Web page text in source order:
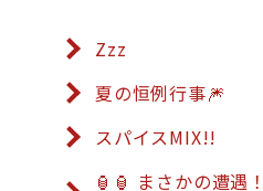
Zzz
夏の恒例行事🎆
スパイスMIX!!
🏮🏮 まさかの遭遇